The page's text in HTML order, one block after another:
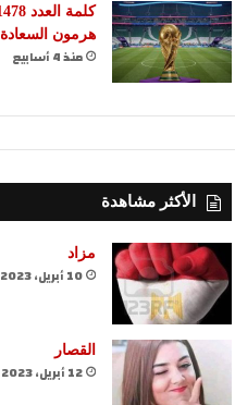
هرمون السعادة
منذ 4 أسابيع
الأكثر مشاهدة
مزاد
10 أبريل، 2023
القصار
12 أبريل، 2023